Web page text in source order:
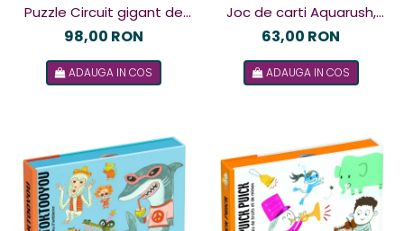
Puzzle Circuit gigant de
curse, Djeco
98,00 RON
ADAUGA IN COS
Joc de carti Aquarush,
Djeco
63,00 RON
ADAUGA IN COS